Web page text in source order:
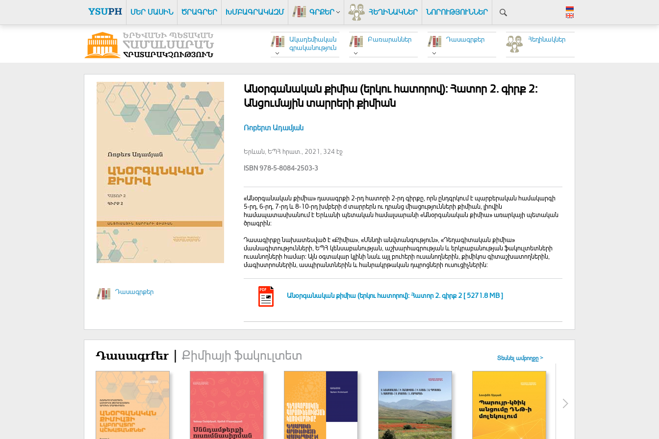
ՄԵՐ ՄԱՍԻՆ ԾՐԱԳՐԵՐ ԽՄԲԱԳՐԱԿԱԶՄ ԳՐՔԵՐ ՀԵՂԻՆԱԿՆԵՐ ՆՈՐՈՒԹՅՈՒՆՆԵՐ
Հեղինակներ
Դասագրքեր
Բառարաններ
Ակադեմիական
գրականություն
Դասագրքեր
Անօրգանական քիմիա (երկու հատորով): Հատոր 2. գիրք 2:
Անցումային տարրերի քիմիան
Ռոբերտ Ադամյան
Երևան, ԵՊՀ հրատ., 2021, 324 էջ
ISBN 978-5-8084-2503-3
«Անօրգանական քիմիա» դասագրքի 2-րդ հատորի 2-րդ գիրքը, որն ընդգրկում է պարբերական համակարգի
5-րդ, 6-րդ, 7-րդ և 8-10-րդ խմբերի d տարրերն ու դրանց միացությունների քիմիան, լիովին
համապատասխանում է Երևանի պետական համալսարանի «Անօրգանական քիմիա» առարկայի պետական
ծրագրին:
Դասագիրքը նախատեսված է «Քիմիա», «Սննդի անվտանգություն», «Դեղագիտական քիմիա»
մասնագիտությունների, ԵՊՀ կենսաբանության, աշխարհագրության և երկրաբանության ֆակուլտետների
ուսանողների համար: Այն օգտակար կլինի նաև այլ բուհերի ուսանողներին, քիմիկոս գիտաշխատողներին,
մագիստրոսներին, ասպիրանտներին և հանրակրթական դպրոցների ուսուցիչներին:
Անօրգանական քիմիա (երկու հատորով): Հատոր 2. գիրք 2 [ 5271.8 MB ]
Դասագրքեր | Քիմիայի ֆակուլտետ Տեսնել ամբողջը >